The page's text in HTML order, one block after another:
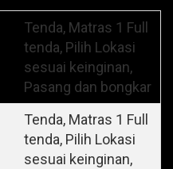
Tenda, Matras 1 Full
tenda, Pilih Lokasi
sesuai keinginan,
Pasang dan bongkar
Tenda, Matras 1 Full
tenda, Pilih Lokasi
sesuai keinginan,